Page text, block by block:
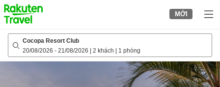
to
top
page
MỚI
Cocopa Resort Club
20/08/2026 - 21/08/2026 2 khách 1 phòng